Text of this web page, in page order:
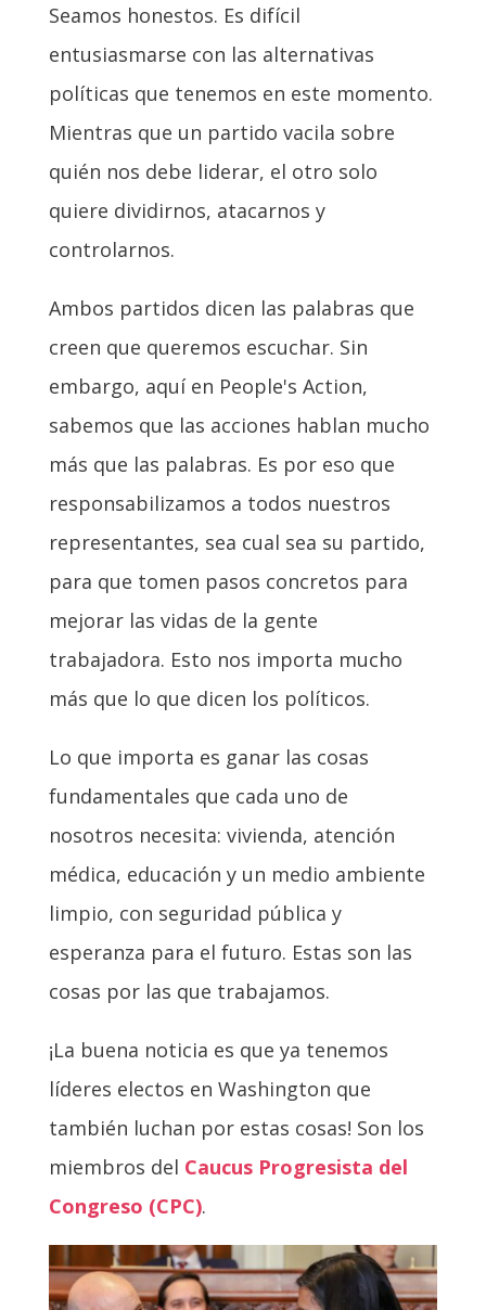
Seamos honestos. Es difícil
entusiasmarse con las alternativas
políticas que tenemos en este momento.
Mientras que un partido vacila sobre
quién nos debe liderar, el otro solo
quiere dividirnos, atacarnos y
controlarnos.
Ambos partidos dicen las palabras que
creen que queremos escuchar. Sin
embargo, aquí en People's Action,
sabemos que las acciones hablan mucho
más que las palabras. Es por eso que
responsabilizamos a todos nuestros
representantes, sea cual sea su partido,
para que tomen pasos concretos para
mejorar las vidas de la gente
trabajadora. Esto nos importa mucho
más que lo que dicen los políticos.
Lo que importa es ganar las cosas
fundamentales que cada uno de
nosotros necesita: vivienda, atención
médica, educación y un medio ambiente
limpio, con seguridad pública y
esperanza para el futuro. Estas son las
cosas por las que trabajamos.
¡La buena noticia es que ya tenemos
líderes electos en Washington que
también luchan por estas cosas! Son los
miembros del Caucus Progresista del
Congreso (CPC).